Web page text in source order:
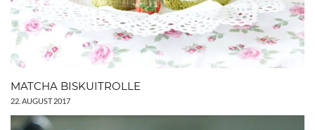
MATCHA BISKUITROLLE
22. AUGUST 2017